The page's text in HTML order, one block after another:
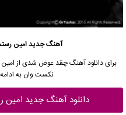
آهنگ جدید امین
نکست وان به
دانلود آهنگ جدید